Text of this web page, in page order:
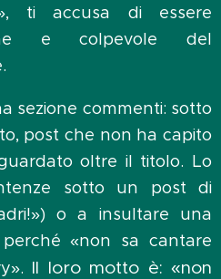
ti accusa di essere
e colpevole del
sezione commenti: sotto
post che non ha capito
oltre il titolo. Lo
sotto un post di
o a insultare una
«non sa cantare
Il loro motto è: «non